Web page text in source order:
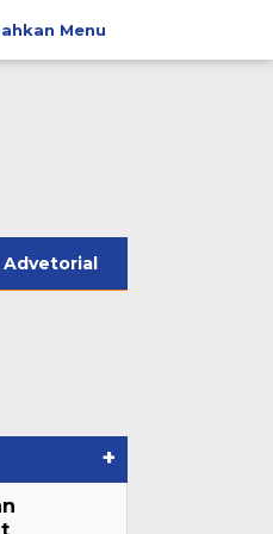
Menu
Advetorial
+